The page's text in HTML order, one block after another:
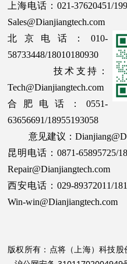
上海电话：021-
Sales@Dianjiangtech.com
北京电话：010-
58733448/18010180930
技术支持：
Tech@Dianjiangtech.com
合肥电话：0551-
63656691/18955193058
意见建议：
昆明电话：0871-
Repair@Dianjiangtech.com
西安电话：029-
Win-win@Dianjiangtech.com
版权所有：点将（上海）科技